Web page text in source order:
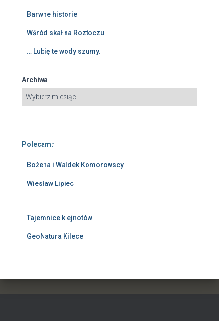
Barwne historie
Wśród skał na Roztoczu
… Lubię te wody szumy.
Archiwa
Polecam:
Bożena i Waldek Komorowscy
Wiesław Lipiec
Tajemnice klejnotów
GeoNatura Kilece